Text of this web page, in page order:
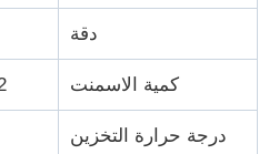
معدات اختبار التعبئة
معدات اختبار اللاصق
دقة
كمية الاسمنت 2 كجم/م3
درجة حرارة التخزين